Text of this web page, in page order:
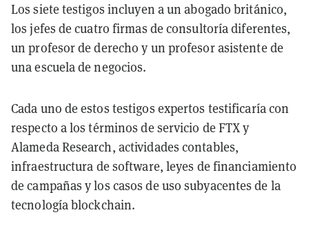
Los siete testigos incluyen a un abogado británico,
los jefes de cuatro firmas de consultoría diferentes,
un profesor de derecho y un profesor asistente de
una escuela de negocios.
Cada uno de estos testigos expertos testificaría con
respecto a los términos de servicio de FTX y
Alameda Research, actividades contables,
infraestructura de software, leyes de financiamiento
de campañas y los casos de uso subyacentes de la
tecnología blockchain.